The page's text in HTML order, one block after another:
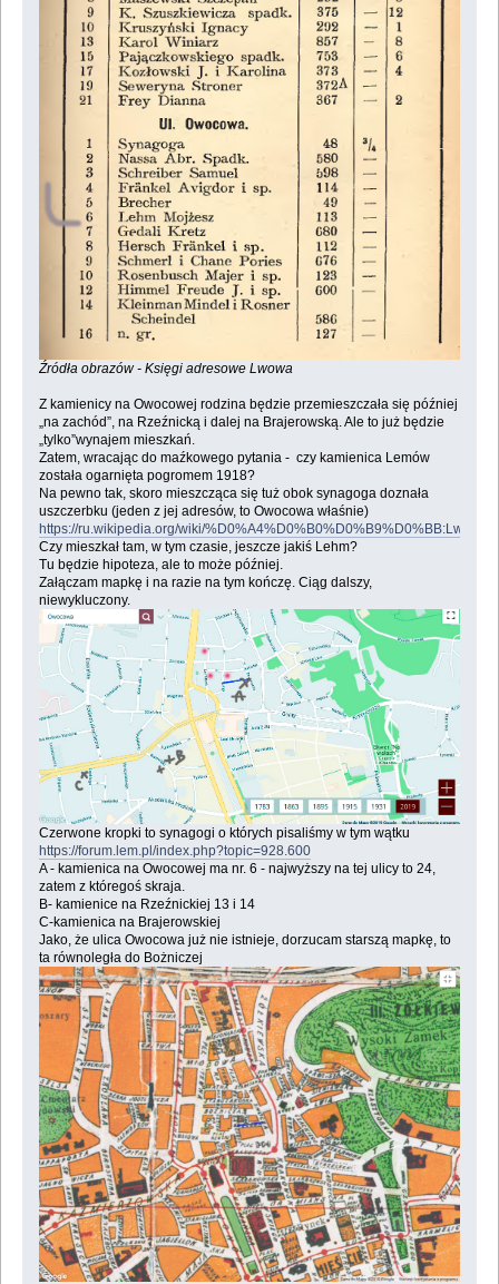
Źródła obrazów - Księgi adresowe Lwowa
Z kamienicy na Owocowej rodzina będzie przemieszczała się później
„na zachód”, na Rzeźnicką i dalej na Brajerowską. Ale to już będzie
„tylko”wynajem mieszkań.
Zatem, wracając do maźkowego pytania - czy kamienica Lemów
została ogarnięta pogromem 1918?
Na pewno tak, skoro mieszcząca się tuż obok synagoga doznała
uszczerbku (jeden z jej adresów, to Owocowa właśnie)
https://ru.wikipedia.org/wiki/
Czy mieszkał tam, w tym czasie, jeszcze jakiś Lehm?
Tu będzie hipoteza, ale to może później.
Załączam mapkę i na razie na tym kończę. Ciąg dalszy,
niewykluczony.
Czerwone kropki to synagogi o których pisaliśmy w tym wątku
https://forum.lem.pl/index.php?topic=928.600
A - kamienica na Owocowej ma nr. 6 - najwyższy na tej ulicy to 24,
zatem z któregoś skraja.
B- kamienice na Rzeźnickiej 13 i 14
C-kamienica na Brajerowskiej
Jako, że ulica Owocowa już nie istnieje, dorzucam starszą mapkę, to
ta równoległa do Bożniczej